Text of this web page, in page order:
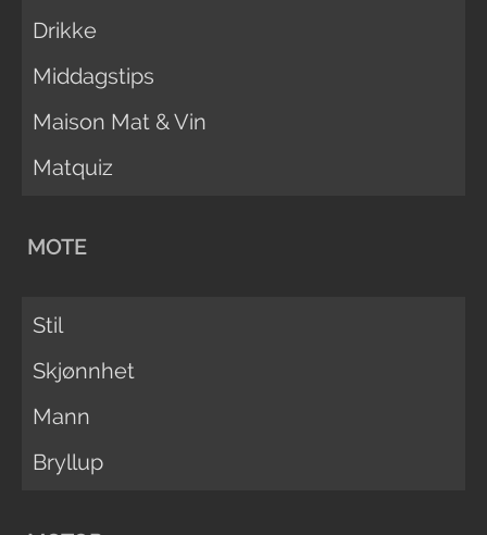
Drikke
Middagstips
Maison Mat & Vin
Matquiz
MOTE
Stil
Skjønnhet
Mann
Bryllup